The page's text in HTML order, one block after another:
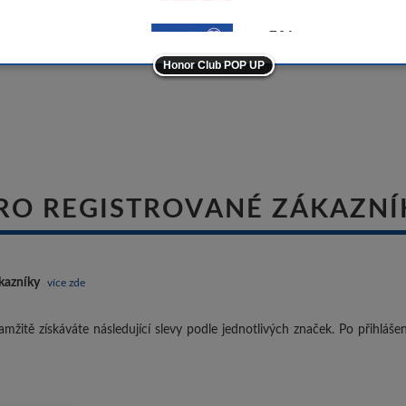
REGISTROVANÉ
více zde
získáváte následující slevy podle jednotlivých značek. Po
-5%
ostatní značky -10%
Honor Club POP UP